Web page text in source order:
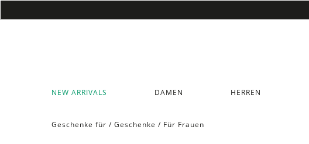
NEW ARRIVALS DAMEN HERREN
Geschenke für / Geschenke / Für Frauen